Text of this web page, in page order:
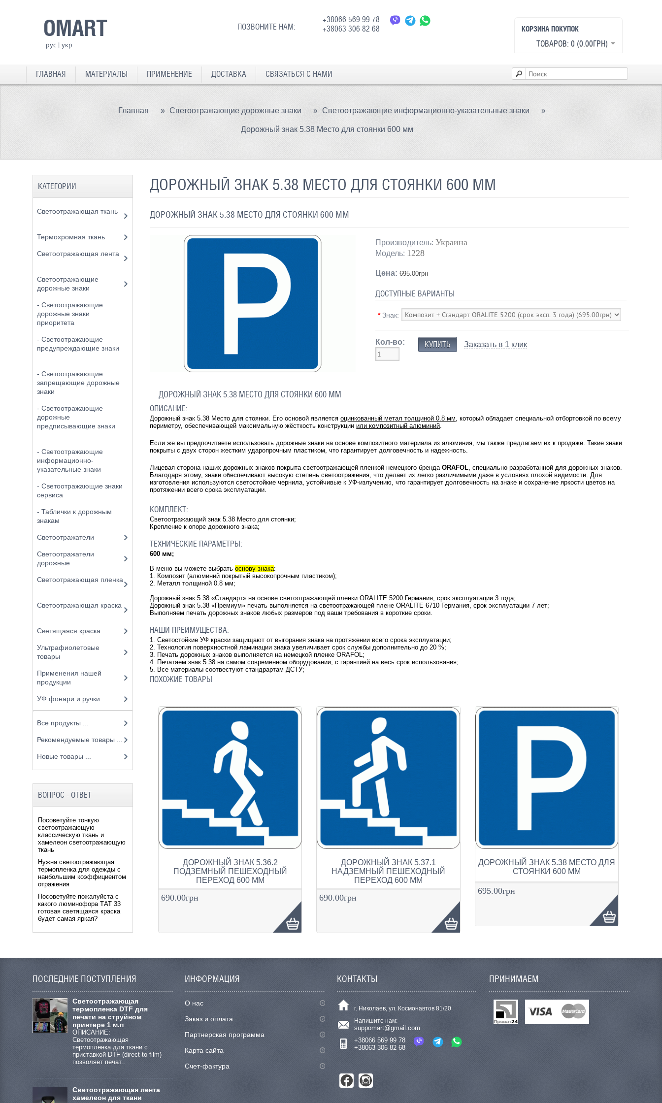
OMART
рус |укр
ПОЗВОНИТЕ НАМ:
+38066 569 99 78
+38063 306 82 68
КОРЗИНА ПОКУПОК
ТОВАРОВ: 0 (0.00ГРН)
ГЛАВНАЯ МАТЕРИАЛЫ ПРИМЕНЕНИЕ ДОСТАВКА СВЯЗАТЬСЯ С НАМИ
Главная » Светоотражающие дорожные знаки » Светоотражающие информационно-указательные знаки »
Дорожный знак 5.38 Место для стоянки 600 мм
ДОРОЖНЫЙ ЗНАК 5.38 МЕСТО ДЛЯ СТОЯНКИ 600 ММ
ДОРОЖНЫЙ ЗНАК 5.38 МЕСТО ДЛЯ СТОЯНКИ 600 ММ
Производитель: Украина
Модель: 1228
Цена: 695.00грн
ДОСТУПНЫЕ ВАРИАНТЫ
* Знак:
Кол-во: Заказать в 1 клик
ДОРОЖНЫЙ ЗНАК 5.38 МЕСТО ДЛЯ СТОЯНКИ 600 ММ
ОПИСАНИЕ:
Дорожный знак 5.38 Место для стоянки. Его основой являетсяоцинкованный метал толщиной 0.8 мм , который обладает специальной отбортовкой по всему
периметру, обеспечивающей максимальную жёсткость конструкцииили композитный алюминий
Если же вы предпочитаете использовать дорожные знаки на основе композитного материала из алюминия, мы также предлагаем их к продаже. Такие знаки
покрыты с двух сторон жестким ударопрочным пластиком, что гарантирует долговечность и надежность.
Лицевая сторона наших дорожных знаков покрыта светоотражающей пленкой немецкого брендаORAFOL , специально разработанной для дорожных знаков.
Благодаря этому, знаки обеспечивают высокую степень светоотражения, что делает их легко различимыми даже в условиях плохой видимости. Для
изготовления используются светостойкие чернила, устойчивые к УФ-излучению, что гарантирует долговечность на знаке и сохранение яркости цветов на
протяжении всего срока эксплуатации.
КОМПЛЕКТ:
Светоотражающий знак 5.38 Место для стоянки;
Крепление к опоре дорожного знака;
ТЕХНИЧЕСКИЕ ПАРАМЕТРЫ:
600 мм;
В меню вы можете выбратьоснову знака:
1. Композит (алюминий покрытый высокопрочным пластиком);
2. Металл толщиной 0.8 мм;
Дорожный знак 5.38 «Стандарт» на основе светоотражающей пленки ORALITE 5200 Германия, срок эксплуатации 3 года;
Дорожный знак 5.38 «Премиум» печать выполняется на светоотражающей плене ORALITE 6710 Германия, срок эксплуатации 7 лет;
Выполняем печать дорожных знаков любых размеров под ваши требования в короткие сроки.
НАШИ ПРЕИМУЩЕСТВА:
1. Светостойкие УФ краски защищают от выгорания знака на протяжении всего срока эксплуатации;
2. Технология поверхностной ламинации знака увеличивает срок службы дополнительно до 20 %;
3. Печать дорожных знаков выполняется на немецкой пленке ORAFOL;
4. Печатаем знак 5.38 на самом современном оборудовании, с гарантией на весь срок использования;
5. Все материалы соотвестуют стандрартам ДСТУ;
ПОХОЖИЕ ТОВАРЫ
ДОРОЖНЫЙ ЗНАК 5.36.2
ПОДЗЕМНЫЙ ПЕШЕХОДНЫЙ
ПЕРЕХОД 600 ММ
690.00грн
ДОРОЖНЫЙ ЗНАК 5.37.1
НАДЗЕМНЫЙ ПЕШЕХОДНЫЙ
ПЕРЕХОД 600 ММ
690.00грн
ДОРОЖНЫЙ ЗНАК 5.38 МЕСТО ДЛЯ
СТОЯНКИ 600 ММ
695.00грн
КАТЕГОРИИ
Светоотражающая ткань
Термохромная ткань
Светоотражающая лента
Светоотражающие
дорожные знаки
- Светоотражающие
дорожные знаки
приоритета
- Светоотражающие
предупреждающие знаки
- Светоотражающие
запрещающие дорожные
знаки
- Светоотражающие
дорожные
предписывающие знаки
- Светоотражающие
информационно-
указательные знаки
- Светоотражающие знаки
сервиса
- Таблички к дорожным
знакам
Светоотражатели
Светоотражатели
дорожные
Светоотражающая пленка
Светоотражающая краска
Светящаяся краска
Ультрафиолетовые
товары
Применения нашей
продукции
УФ фонари и ручки
Все продукты ...
Рекомендуемые товары ...
Новые товары ...
ВОПРОС - ОТВЕТ
Посоветуйте тонкую
светоотражающую
классическую ткань и
хамелеон светоотражающую
ткань
Нужна светоотражающая
термопленка для одежды с
наибольшим коэффициентом
отражения
Посоветуйте пожалуйста с
какого люминофора ТАТ 33
готовая светящаяся краска
будет самая яркая?
ПОСЛЕДНИЕ ПОСТУПЛЕНИЯ
Cветоотражающая
термопленка DTF для
печати на струйном
принтере 1 м.п
ОПИСАНИЕ:
Светоотражающая
термопленка для ткани с
приставкой DTF (direct to film)
позволяет печат..
Светоотражающая лента
хамелеон для ткани
ИНФОРМАЦИЯ
О нас
Заказ и оплата
Партнерская программа
Карта сайта
Счет-фактура
КОНТАКТЫ
г. Николаев, ул. Космонавтов 81/20
Напишите нам:
suppomart@gmail.com
+38066 569 99 78
+38063 306 82 68
ПРИНИМАЕМ